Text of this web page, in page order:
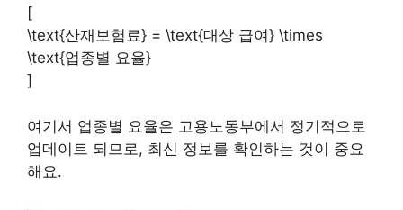
[
\text{산재보험료} = \text{대상 급여} \times
\text{업종별 요율}
]
여기서 업종별 요율은 고용노동부에서 정기적으로
업데이트 되므로, 최신 정보를 확인하는 것이 중요
해요.